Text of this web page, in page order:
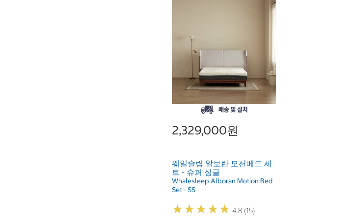
2,329,000원
웨일슬립 알보란 모션베드 세
트 - 슈퍼 싱글
Whalesleep Alboran Motion Bed
Set - SS
★★★★★
★★★★★ 4.8 (15)